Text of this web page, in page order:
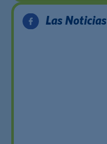
Las Noticias